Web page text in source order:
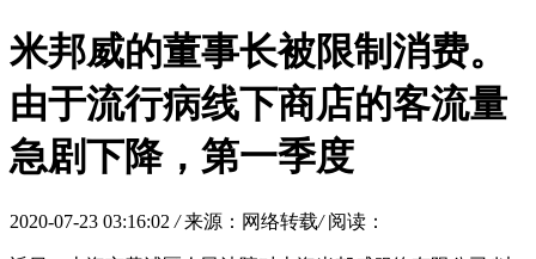
米邦威的董事长被限制消费。
由于流行病线下商店的客流量
急剧下降，第一季度
2020-07-23 03:16:02 / 来源：网络转载/ 阅读：